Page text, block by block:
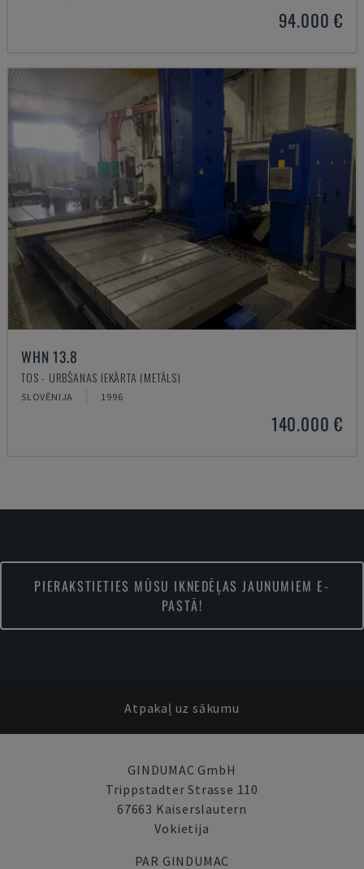
94.000 €
WHN 13.8
TOS - URBŠANAS IEKĀRTA (METĀLS)
SLOVĒNIJA 1996
140.000 €
PIERAKSTIETIES MŪSU IKNEDĒĻAS JAUNUMIEM E-
PASTĀ!
Atpakaļ uz sākumu
GINDUMAC GmbH
Trippstadter Strasse 110
67663 Kaiserslautern
Vokietija
PAR GINDUMAC